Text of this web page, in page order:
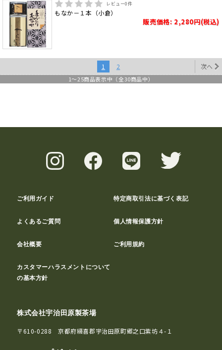
レビュー0件
もなか－１本（小倉）
販売価格: 2,280円(税込)
1 2 次へ
1～25商品表示中（全30商品中）
ご利用ガイド 特定商取引法に基づく表記
よくあるご質問 個人情報保護方針
会社概要 ご利用規約
カスタマーハラスメントについて
の基本方針
株式会社宇治田原製茶場
〒610-0288 京都府綴喜郡宇治田原町郷之口紫坊４-１